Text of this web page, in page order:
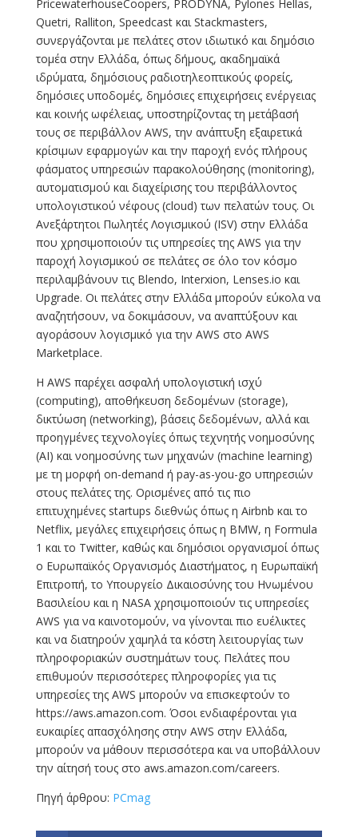
PricewaterhouseCoopers, PRODYNA, Pylones Hellas,
Quetri, Ralliton, Speedcast και Stackmasters,
συνεργάζονται με πελάτες στον ιδιωτικό και δημόσιο
τομέα στην Ελλάδα, όπως δήμους, ακαδημαϊκά
ιδρύματα, δημόσιους ραδιοτηλεοπτικούς φορείς,
δημόσιες υποδομές, δημόσιες επιχειρήσεις ενέργειας
και κοινής ωφέλειας, υποστηρίζοντας τη μετάβασή
τους σε περιβάλλον AWS, την ανάπτυξη εξαιρετικά
κρίσιμων εφαρμογών και την παροχή ενός πλήρους
φάσματος υπηρεσιών παρακολούθησης (monitoring),
αυτοματισμού και διαχείρισης του περιβάλλοντος
υπολογιστικού νέφους (cloud) των πελατών τους. Οι
Ανεξάρτητοι Πωλητές Λογισμικού (ISV) στην Ελλάδα
που χρησιμοποιούν τις υπηρεσίες της AWS για την
παροχή λογισμικού σε πελάτες σε όλο τον κόσμο
περιλαμβάνουν τις Blendo, Interxion, Lenses.io και
Upgrade. Οι πελάτες στην Ελλάδα μπορούν εύκολα να
αναζητήσουν, να δοκιμάσουν, να αναπτύξουν και
αγοράσουν λογισμικό για την AWS στο AWS
Marketplace.
Η AWS παρέχει ασφαλή υπολογιστική ισχύ
(computing), αποθήκευση δεδομένων (storage),
δικτύωση (networking), βάσεις δεδομένων, αλλά και
προηγμένες τεχνολογίες όπως τεχνητής νοημοσύνης
(ΑΙ) και νοηµοσύνης των µηχανών (machine learning)
με τη μορφή on-demand ή pay-as-you-go υπηρεσιών
στους πελάτες της. Ορισμένες από τις πιο
επιτυχημένες startups διεθνώς όπως η Airbnb και το
Netflix, μεγάλες επιχειρήσεις όπως η BMW, η Formula
1 και το Twitter, καθώς και δημόσιοι οργανισμοί όπως
ο Ευρωπαϊκός Οργανισμός Διαστήματος, η Ευρωπαϊκή
Επιτροπή, το Υπουργείο Δικαιοσύνης του Ηνωμένου
Βασιλείου και η NASA χρησιμοποιούν τις υπηρεσίες
AWS για να καινοτομούν, να γίνονται πιο ευέλικτες
και να διατηρούν χαμηλά τα κόστη λειτουργίας των
πληροφοριακών συστημάτων τους. Πελάτες που
επιθυμούν περισσότερες πληροφορίες για τις
υπηρεσίες της AWS μπορούν να επισκεφτούν το
https://aws.amazon.com. Όσοι ενδιαφέρονται για
ευκαιρίες απασχόλησης στην AWS στην Ελλάδα,
μπορούν να μάθουν περισσότερα και να υποβάλλουν
την αίτησή τους στο aws.amazon.com/careers.
Πηγή άρθρου: PCmag